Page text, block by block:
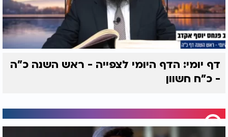
דף יומי: הדף היומי לצפייה - ראש השנה כ"ה
- כ"ח חשוון